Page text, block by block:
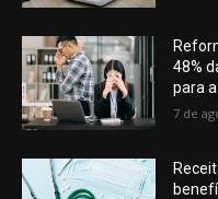
48%
para
7 de